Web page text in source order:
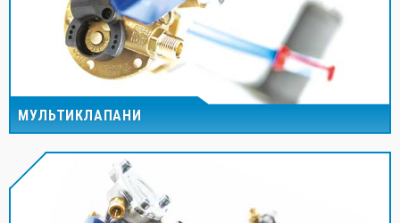
МУЛЬТИКЛАПАНИ